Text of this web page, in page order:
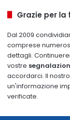
Grazie per la
Dal 2009
comprese
dettagli.
vostre
accordarci. Il
un'informazione
verificate.